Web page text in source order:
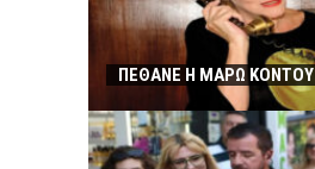
ΠΕΘΑΝΕ Η ΜΑΡΩ ΚΟΝΤΟΥ